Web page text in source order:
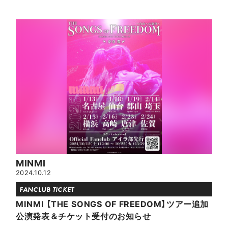
MINMI
2024.10.12
FANCLUB TICKET
MINMI 【THE SONGS OF FREEDOM】ツアー追加
公演発表＆チケット受付のお知らせ